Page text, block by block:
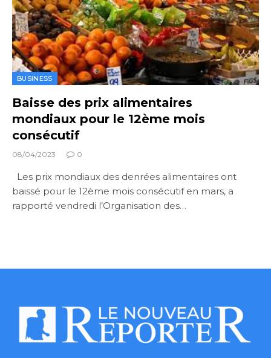
BUSINESS
Baisse des prix alimentaires
mondiaux pour le 12ème mois
consécutif
08/04/2023 0
Les prix mondiaux des denrées alimentaires ont
baissé pour le 12ème mois consécutif en mars, a
rapporté vendredi l’Organisation des…